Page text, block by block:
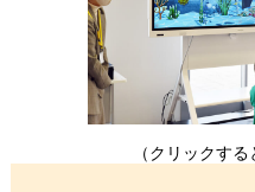
（クリックす